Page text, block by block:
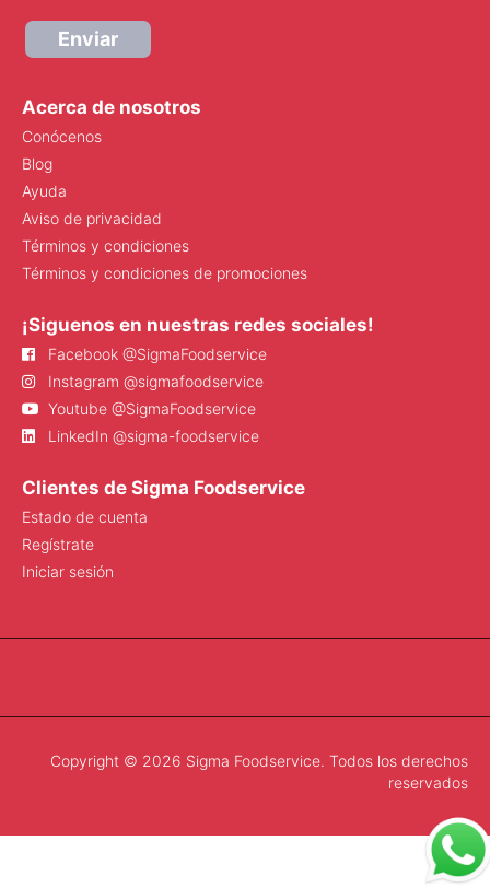
Enviar
Acerca de nosotros
Conócenos
Blog
Ayuda
Aviso de privacidad
Términos y condiciones
Términos y condiciones de promociones
¡Siguenos en nuestras redes sociales!
Facebook @SigmaFoodservice
Instagram @sigmafoodservice
Youtube @SigmaFoodservice
LinkedIn @sigma-foodservice
Clientes de Sigma Foodservice
Estado de cuenta
Regístrate
Iniciar sesión
Copyright © 2026 Sigma Foodservice. Todos los derechos
reservados